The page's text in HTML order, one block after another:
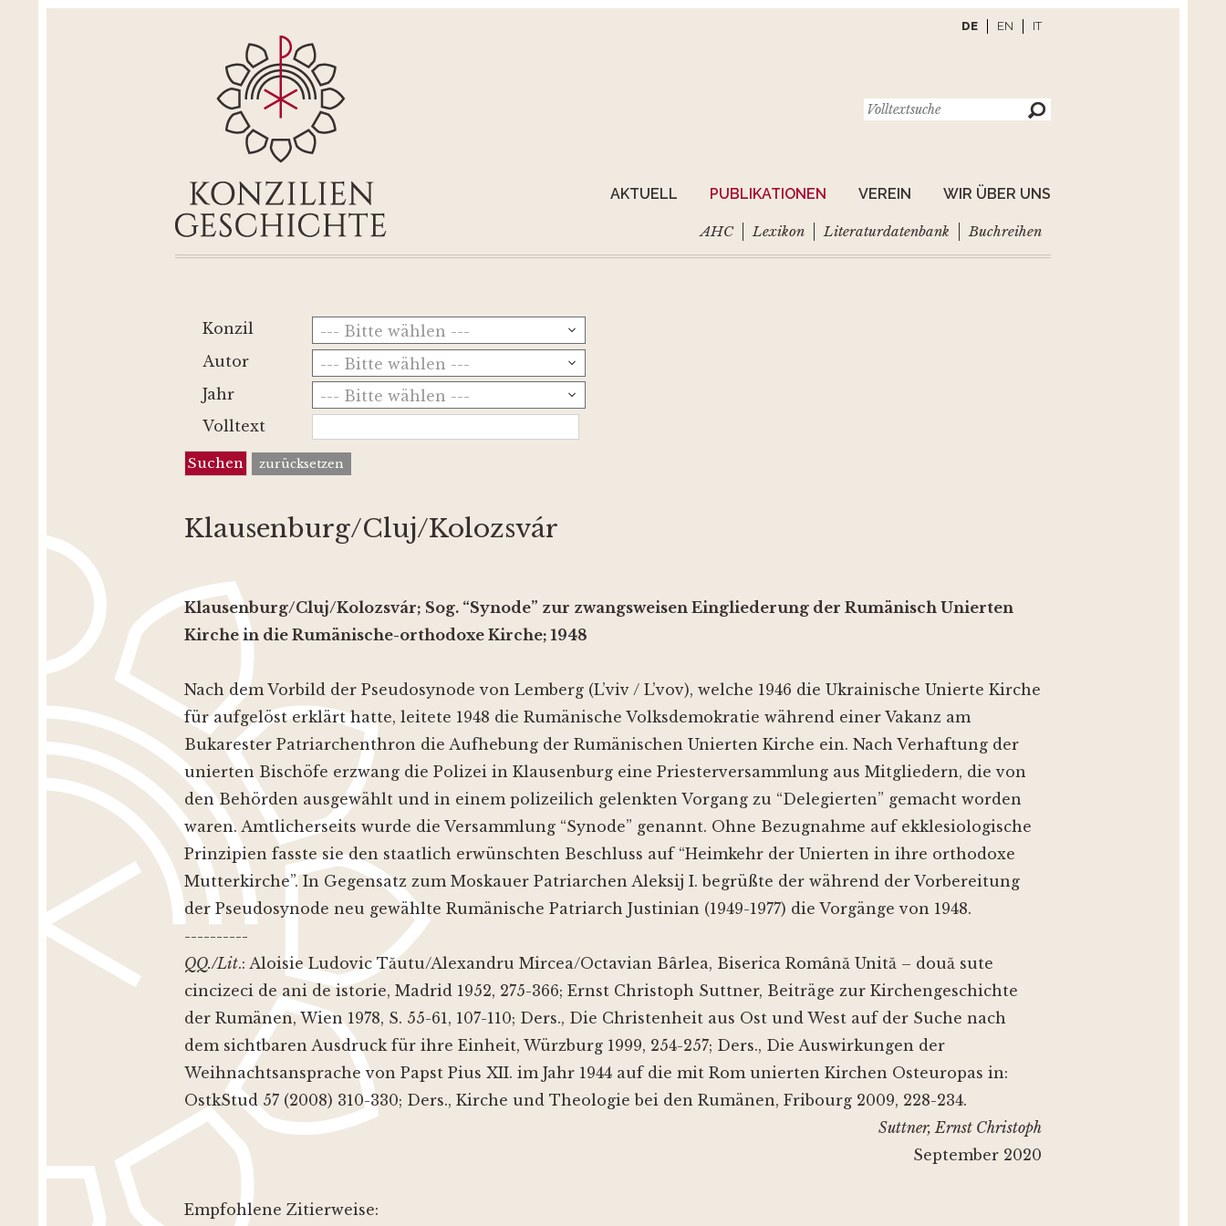
DE EN IT
AKTUELL PUBLIKATIONEN VEREIN WIR ÜBER UNS
AHC Lexikon Literaturdatenbank Buchreihen
Konzil
--- Bitte wählen ---
Autor
--- Bitte wählen ---
Jahr
--- Bitte wählen ---
Volltext
zurücksetzen
Klausenburg/Cluj/Kolozsvár
Klausenburg/Cluj/Kolozsvár; Sog. “Synode” zur zwangsweisen Eingliederung der Rumänisch Unierten
Kirche in die Rumänische-orthodoxe Kirche; 1948
Nach dem Vorbild der Pseudosynode von Lemberg (L’viv / L’vov), welche 1946 die Ukrainische Unierte Kirche
für aufgelöst erklärt hatte, leitete 1948 die Rumänische Volksdemokratie während einer Vakanz am
Bukarester Patriarchenthron die Aufhebung der Rumänischen Unierten Kirche ein. Nach Verhaftung der
unierten Bischöfe erzwang die Polizei in Klausenburg eine Priesterversammlung aus Mitgliedern, die von
den Behörden ausgewählt und in einem polizeilich gelenkten Vorgang zu “Delegierten” gemacht worden
waren. Amtlicherseits wurde die Versammlung “Synode” genannt. Ohne Bezugnahme auf ekklesiologische
Prinzipien fasste sie den staatlich erwünschten Beschluss auf “Heimkehr der Unierten in ihre orthodoxe
Mutterkirche”. In Gegensatz zum Moskauer Patriarchen Aleksij I. begrüßte der während der Vorbereitung
der Pseudosynode neu gewählte Rumänische Patriarch Justinian (1949-1977) die Vorgänge von 1948.
----------
QQ./Lit.: Aloisie Ludovic Tăutu/Alexandru Mircea/Octavian Bârlea, Biserica Română Unită – două sute
cincizeci de ani de istorie, Madrid 1952, 275-366; Ernst Christoph Suttner, Beiträge zur Kirchengeschichte
der Rumänen, Wien 1978, S. 55-61, 107-110; Ders., Die Christenheit aus Ost und West auf der Suche nach
dem sichtbaren Ausdruck für ihre Einheit, Würzburg 1999, 254-257; Ders., Die Auswirkungen der
Weihnachtsansprache von Papst Pius XII. im Jahr 1944 auf die mit Rom unierten Kirchen Osteuropas in:
OstkStud 57 (2008) 310-330; Ders., Kirche und Theologie bei den Rumänen, Fribourg 2009, 228-234.
Suttner, Ernst Christoph
September 2020
Empfohlene Zitierweise: